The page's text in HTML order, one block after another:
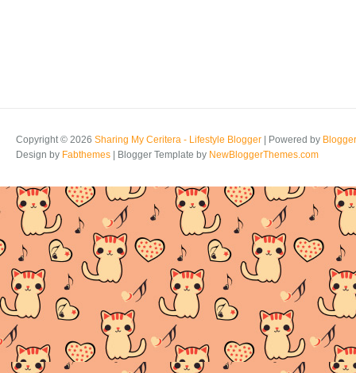
Copyright © 2026 Sharing My Ceritera - Lifestyle Blogger | Powered by Blogger
Design by Fabthemes | Blogger Template by NewBloggerThemes.com